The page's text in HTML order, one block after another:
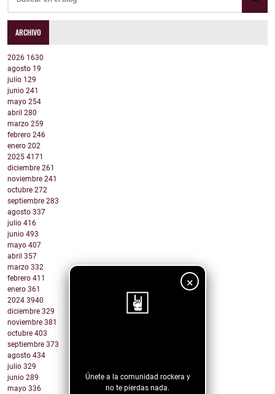
×
Únete a la comunidad rockera y
no te pierdas nada.
ARCHIVO
2026 1630
agosto 19
julio 129
junio 241
mayo 254
abril 280
marzo 259
febrero 246
enero 202
2025 4171
diciembre 261
noviembre 241
octubre 272
septiembre 283
agosto 337
julio 416
junio 493
mayo 407
abril 357
marzo 332
febrero 411
enero 361
2024 3940
diciembre 329
noviembre 381
octubre 403
septiembre 373
agosto 434
julio 329
junio 289
mayo 336